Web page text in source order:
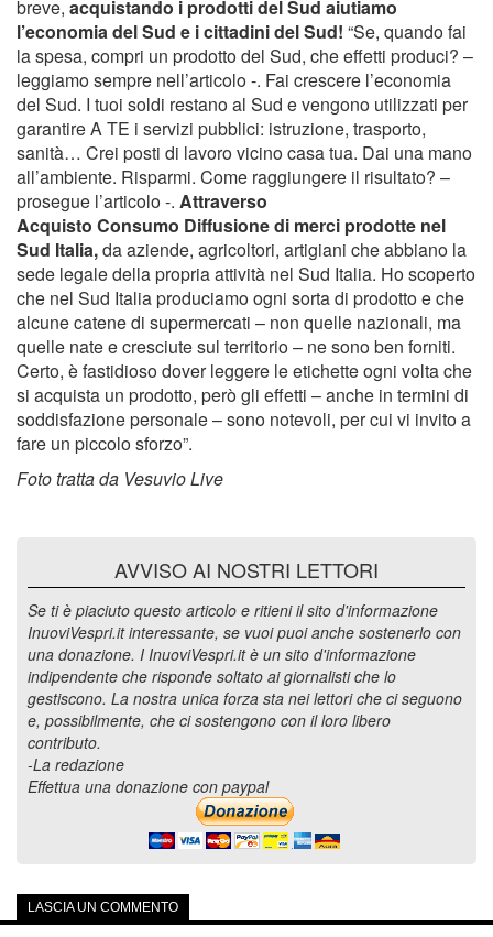
breve, acquistando i prodotti del Sud aiutiamo
l’economia del Sud e i cittadini del Sud! “Se, quando fai
la spesa, compri un prodotto del Sud, che effetti produci? –
leggiamo sempre nell’articolo -. Fai crescere l’economia
del Sud. I tuoi soldi restano al Sud e vengono utilizzati per
garantire A TE i servizi pubblici: istruzione, trasporto,
sanità… Crei posti di lavoro vicino casa tua. Dai una mano
all’ambiente. Risparmi. Come raggiungere il risultato? –
prosegue l’articolo -. Attraverso
Acquisto Consumo Diffusione di merci prodotte nel
Sud Italia,da aziende, agricoltori, artigiani che abbiano la
sede legale della propria attività nel Sud Italia. Ho scoperto
che nel Sud Italia produciamo ogni sorta di prodotto e che
alcune catene di supermercati – non quelle nazionali, ma
quelle nate e cresciute sul territorio – ne sono ben forniti.
Certo, è fastidioso dover leggere le etichette ogni volta che
si acquista un prodotto, però gli effetti – anche in termini di
soddisfazione personale – sono notevoli, per cui vi invito a
fare un piccolo sforzo”.
Foto tratta da Vesuvio Live
AVVISO AI NOSTRI LETTORI
Se ti è piaciuto questo articolo e ritieni il sito d'informazione
InuoviVespri.it interessante, se vuoi puoi anche sostenerlo con
una donazione. I InuoviVespri.it è un sito d'informazione
indipendente che risponde soltato ai giornalisti che lo
gestiscono. La nostra unica forza sta nei lettori che ci seguono
e, possibilmente, che ci sostengono con il loro libero
contributo.
-La redazione
Effettua una donazione con paypal
LASCIA UN COMMENTO